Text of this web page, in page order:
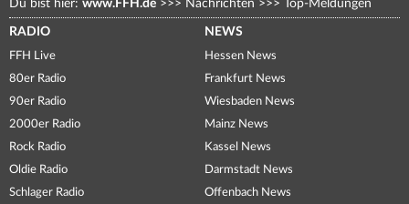
Du bist hier: www.FFH.de >>> Nachrichten >>> Top-Meldungen
RADIO
FFH Live
80er Radio
90er Radio
2000er Radio
Rock Radio
Oldie Radio
Schlager Radio
NEWS
Hessen News
Frankfurt News
Wiesbaden News
Mainz News
Kassel News
Darmstadt News
Offenbach News